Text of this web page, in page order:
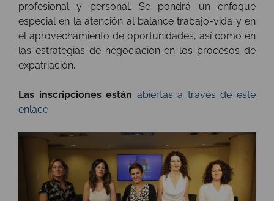
profesional y personal. Se pondrá un enfoque
especial en la atención al balance trabajo-vida y en
el aprovechamiento de oportunidades, así como en
las estrategias de negociación en los procesos de
expatriación.
Las inscripciones están abiertas a través de este
enlace